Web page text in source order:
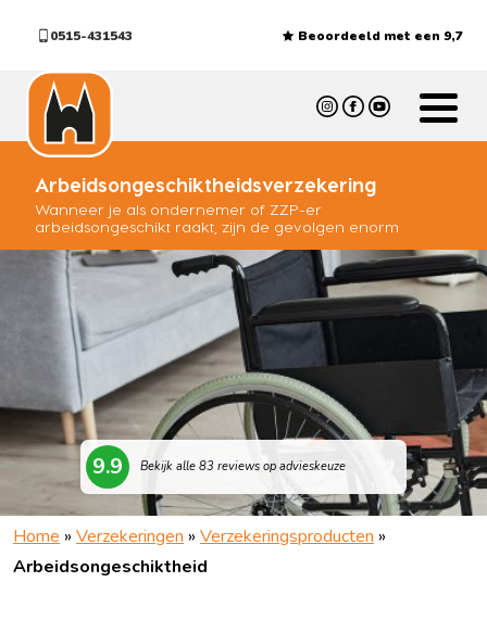
0515-431543 Beoordeeld met een 9,7
9.9 Bekijk alle 83 reviews op advieskeuze
Arbeidsongeschiktheidsverzekering
Wanneer je als ondernemer of ZZP-er
arbeidsongeschikt raakt, zijn de gevolgen enorm
Home » Verzekeringen » Verzekeringsproducten »
Arbeidsongeschiktheid